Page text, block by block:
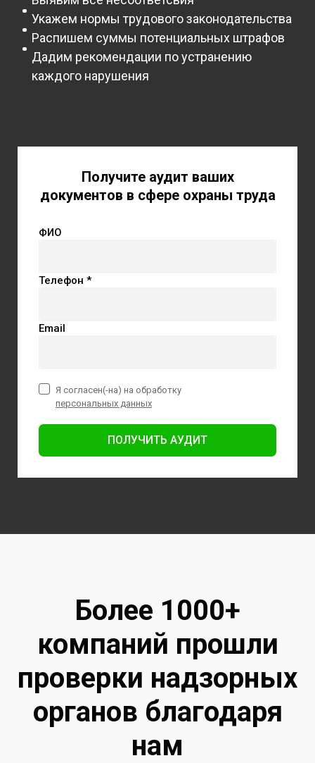
Укажем нормы трудового законодательства
Распишем суммы потенциальных штрафов
Дадим рекомендации по устранению
каждого нарушения
Получите аудит ваших
документов в сфере охраны труда
ФИО
Телефон *
Email
ПОЛУЧИТЬ АУДИТ
Я согласен(-на) на обработку
персональных данных
Более 1000+
компаний прошли
проверки надзорных
органов благодаря
нам